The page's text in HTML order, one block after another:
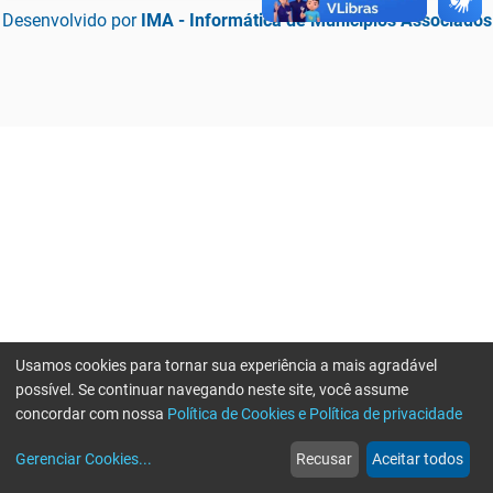
Desenvolvido por IMA - Informática de Municípios Associados
web
Notícias
more_horiz
Mais
Usamos cookies para tornar sua experiência a mais agradável
possível. Se continuar navegando neste site, você assume
concordar com nossa Política de Cookies e Política de privacidade
Gerenciar Cookies... Recusar Aceitar todos
Erro ao enviar informações, por favor tente novamente